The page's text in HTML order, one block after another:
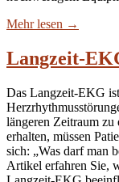
Mehr lesen →
Langzeit-
Das Langzeit-EKG
längeren Zeitraum zu
erhalten, müssen
sich: „Was darf man
Artikel erfahren Sie,